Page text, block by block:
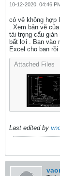
10-12-2020, 04:46
có vẻ không hợp
. Xem bản vẽ
tải trọng cẩu
bất lợi . Bạn vào
Excel cho bạn rồi
Attached Files
Last edited by